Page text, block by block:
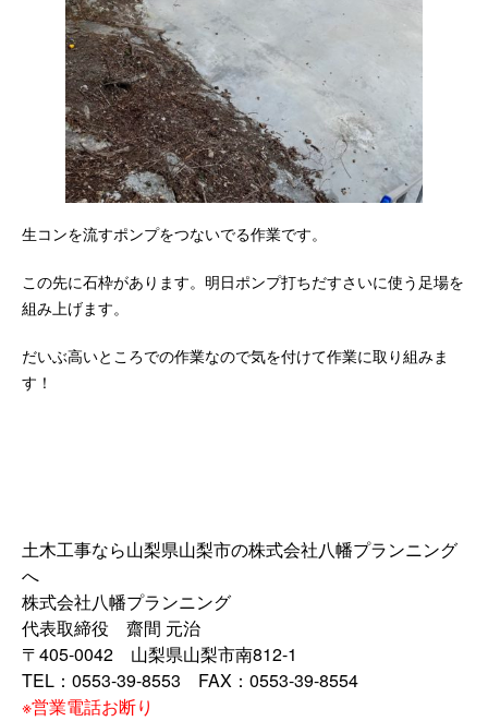
生コンを流すポンプをつないでる作業です。
この先に石枠があります。明日ポンプ打ちだすさいに使う足場を
組み上げます。
だいぶ高いところでの作業なので気を付けて作業に取り組みま
す！
土木工事なら山梨県山梨市の株式会社八幡プランニング
へ
株式会社八幡プランニング
代表取締役 齋間 元治
〒405-0042 山梨県山梨市南812-1
TEL：0553-39-8553 FAX：0553-39-8554
※営業電話お断り